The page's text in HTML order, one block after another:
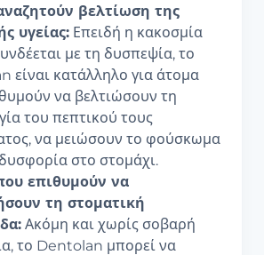
βελτίωση της
υγείας: Επειδή η κακοσμία
με τη δυσπεψία, το
είναι κατάλληλο για άτομα
να βελτιώσουν τη
του πεπτικού τους
να μειώσουν το φούσκωμα
στο στομάχι.
επιθυμούν να
τη στοματική
Ακόμη και χωρίς σοβαρή
το Dentolan μπορεί να